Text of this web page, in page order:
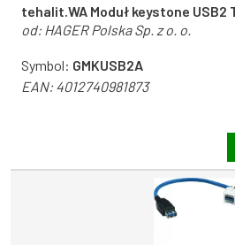
tehalit.WA Moduł keystone USB2
od: HAGER Polska Sp. z o. o.
Symbol: GMKUSB2A
EAN:4012740981873